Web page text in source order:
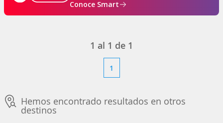
Conoce Smart
1 al 1 de 1
1
Hemos encontrado resultados en otros
destinos